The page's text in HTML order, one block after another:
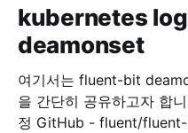
and rollbacks * Self-healing * Service discovery and
load balancing * Secret and configuration
management Ref:
kubernetes
deamonset
여기서는 fluent-bit
을 간단히 공유하고자 합니다. fluent-bit
정 GitHub - fluent/fluent-bit-kubernetes-logging: